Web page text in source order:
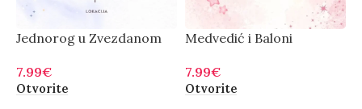
Jednorog u Zvezdanom
7.99€
Otvorite
Medvedić i Baloni
7.99€
Otvorite